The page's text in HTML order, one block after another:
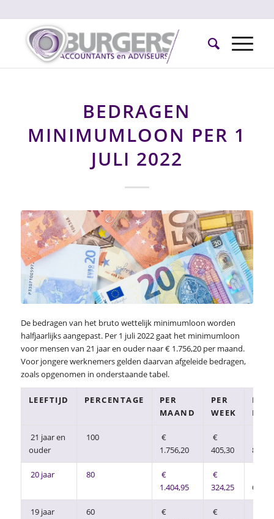
BEDRAGEN
MINIMUMLOON PER 1
JULI 2022
De bedragen van het bruto wettelijk minimumloon worden
halfjaarlijks aangepast. Per 1 juli 2022 gaat het minimumloon
voor mensen van 21 jaar en ouder naar € 1.756,20 per maand.
Voor jongere werknemers gelden daarvan afgeleide bedragen,
zoals opgenomen in onderstaande tabel.
LEEFTIJD PERCENTAGE
PER
MAAND
PER
WEEK
PER
DAG
21 jaar en
ouder
100
€
1.756,20
€
405,30
81,06
20 jaar 80
€
1.404,95
€
324,25
64,85
19 jaar 60
€
€